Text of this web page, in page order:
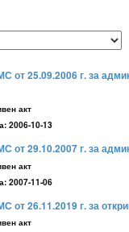
от 25.09.2006 г. за
акт
2006-10-13
от 29.10.2007 г. за
акт
2007-11-06
от 26.11.2019 г. за
акт